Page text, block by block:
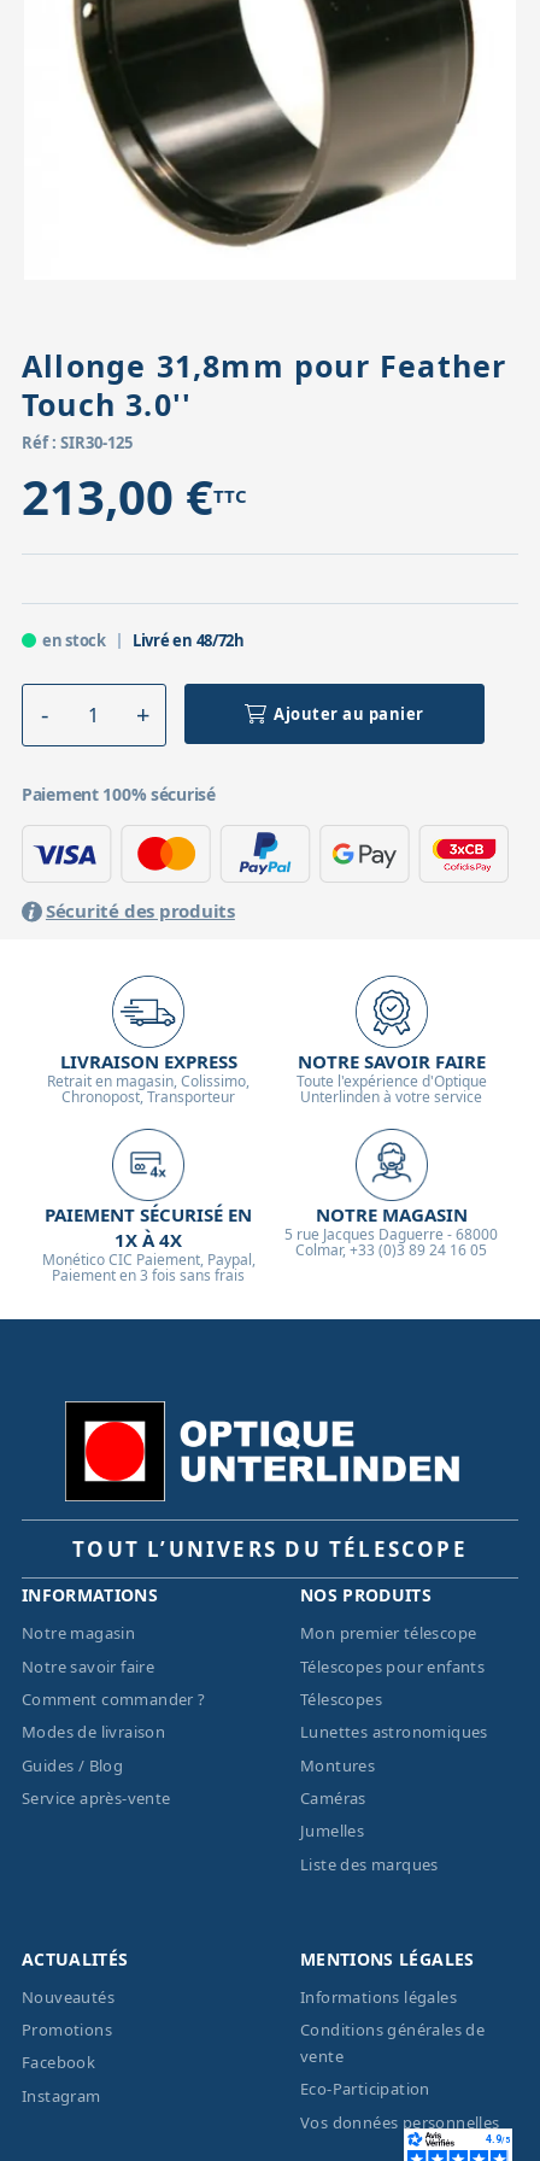
Accessoires pour montures
Têtes
Pièces détachées
Allonge 31,8mm pour Feather
Touch 3.0''
Réf : SIR30-125
213,00 €TTC
en stock Livré en 48/72h
Ajouter au panier
Paiement 100% sécurisé
Sécurité des produits
LIVRAISON EXPRESS
Retrait en magasin, Colissimo,
Chronopost, Transporteur
NOTRE SAVOIR FAIRE
Toute l'expérience d'Optique
Unterlinden à votre service
PAIEMENT SÉCURISÉ EN
1X À 4X
Monético CIC Paiement, Paypal,
Paiement en 3 fois sans frais
NOTRE MAGASIN
5 rue Jacques Daguerre - 68000
Colmar, +33 (0)3 89 24 16 05
TOUT L’UNIVERS DU TÉLESCOPE
INFORMATIONS
Notre magasin
Notre savoir faire
Comment commander ?
Modes de livraison
Guides / Blog
Service après-vente
NOS PRODUITS
Mon premier télescope
Télescopes pour enfants
Télescopes
Lunettes astronomiques
Montures
Caméras
Jumelles
Liste des marques
ACTUALITÉS
Nouveautés
Promotions
Facebook
Instagram
MENTIONS LÉGALES
Informations légales
Conditions générales de
vente
Eco-Participation
Vos données personnelles